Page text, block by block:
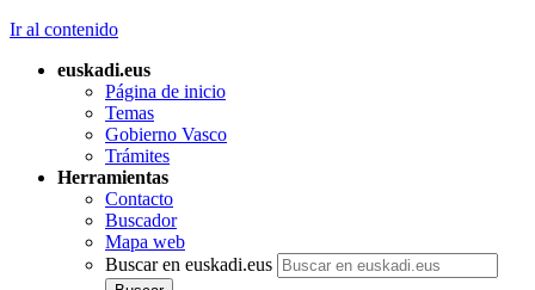
Ir al contenido
euskadi.eus
Página de inicio
Temas
Gobierno Vasco
Trámites
Herramientas
Contacto
Buscador
Mapa web
Buscar en euskadi.eus